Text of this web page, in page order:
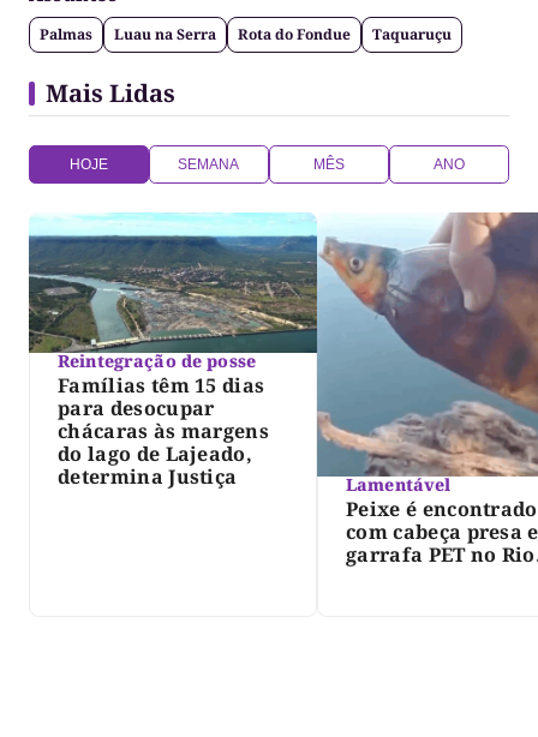
Palmas Luau na Serra Rota do Fondue Taquaruçu
Mais Lidas
HOJE SEMANA MÊS ANO
Reintegração de posse
Famílias têm 15 dias
para desocupar
chácaras às margens
do lago de Lajeado,
determina Justiça
Lamentável
Peixe é encontrado
com cabeça presa
garrafa PET no Rio